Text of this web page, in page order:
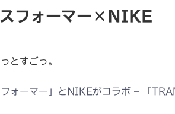
スフォーマー×NIKE
とすごっ。
フォーマー」とNIKEがコラボ – 「